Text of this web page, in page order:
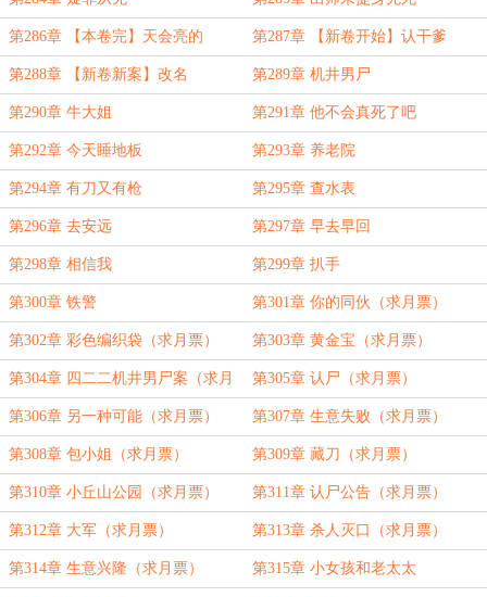
第286章 【本卷完】天会亮的 第287章 【新卷开始】认干爹
第288章 【新卷新案】改名 第289章 机井男尸
第290章 牛大姐 第291章 他不会真死了吧
第292章 今天睡地板 第293章 养老院
第294章 有刀又有枪 第295章 查水表
第296章 去安远 第297章 早去早回
第298章 相信我 第299章 扒手
第300章 铁警 第301章 你的同伙（求月票）
第302章 彩色编织袋（求月票） 第303章 黄金宝（求月票）
第304章 四二二机井男尸案（求月
票）
第305章 认尸（求月票）
第306章 另一种可能（求月票） 第307章 生意失败（求月票）
第308章 包小姐（求月票） 第309章 藏刀（求月票）
第310章 小丘山公园（求月票） 第311章 认尸公告（求月票）
第312章 大军（求月票） 第313章 杀人灭口（求月票）
第314章 生意兴隆（求月票） 第315章 小女孩和老太太